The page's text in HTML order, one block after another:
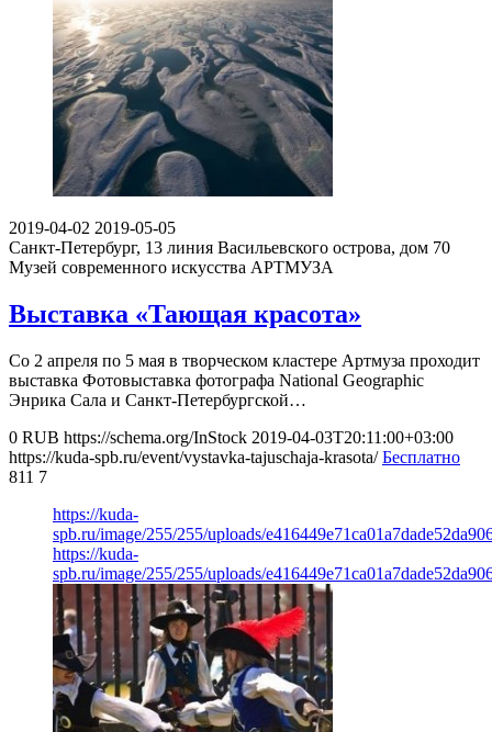
2019-04-02 2019-05-05
Санкт-Петербург, 13 линия Васильевского острова, дом 70
Музей современного искусства АРТМУЗА
Выставка «Тающая красота»
Со 2 апреля по 5 мая в творческом кластере Артмуза проходит
выставка Фотовыставка фотографа National Geographic
Энрика Сала и Санкт-Петербургской…
0 RUB https://schema.org/InStock 2019-04-03T20:11:00+03:00
https://kuda-spb.ru/event/vystavka-tajuschaja-krasota/ Бесплатно
811 7
https://kuda-
spb.ru/image/255/255/uploads/
https://kuda-
spb.ru/image/255/255/uploads/